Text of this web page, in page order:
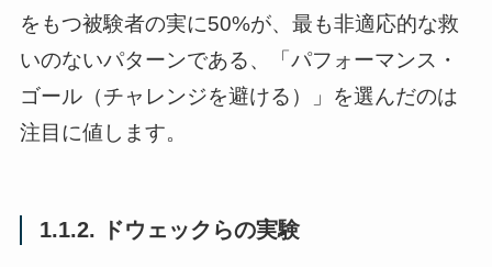
をもつ被験者の実に50%が、最も非適応的な救
いのないパターンである、「パフォーマンス・
ゴール（チャレンジを避ける）」を選んだのは
注目に値します。
1.1.2. ドウェックらの実験